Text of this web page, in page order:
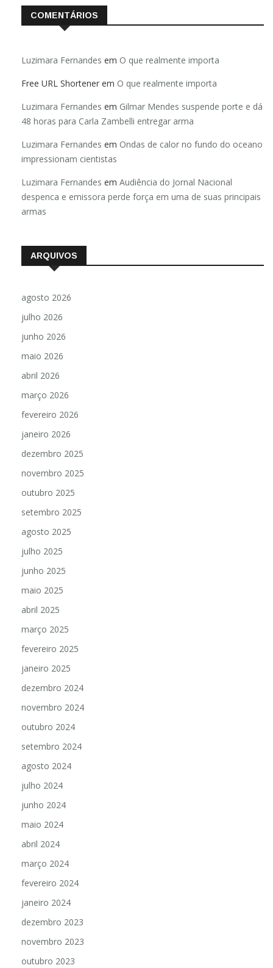
COMENTÁRIOS
Luzimara Fernandes em O que realmente importa
Free URL Shortener em O que realmente importa
Luzimara Fernandes em Gilmar Mendes suspende porte e dá
48 horas para Carla Zambelli entregar arma
Luzimara Fernandes em Ondas de calor no fundo do oceano
impressionam cientistas
Luzimara Fernandes em Audiência do Jornal Nacional
despenca e emissora perde força em uma de suas principais
armas
ARQUIVOS
agosto 2026
julho 2026
junho 2026
maio 2026
abril 2026
março 2026
fevereiro 2026
janeiro 2026
dezembro 2025
novembro 2025
outubro 2025
setembro 2025
agosto 2025
julho 2025
junho 2025
maio 2025
abril 2025
março 2025
fevereiro 2025
janeiro 2025
dezembro 2024
novembro 2024
outubro 2024
setembro 2024
agosto 2024
julho 2024
junho 2024
maio 2024
abril 2024
março 2024
fevereiro 2024
janeiro 2024
dezembro 2023
novembro 2023
outubro 2023